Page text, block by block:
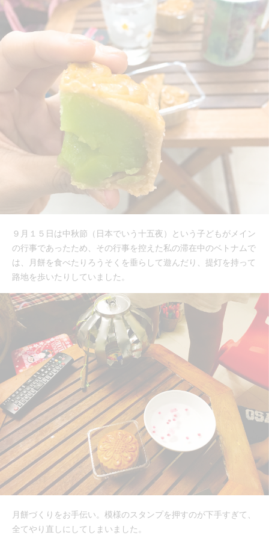
９月１５日は中秋節（日本でいう十五夜）という子どもがメイン
の行事であったため、その行事を控えた私の滞在中のベトナムで
は、月餅を食べたりろうそくを垂らして遊んだり、提灯を持って
路地を歩いたりしていました。
月餅づくりをお手伝い。模様のスタンプを押すのが下手すぎて、
全てやり直しにしてしまいました。